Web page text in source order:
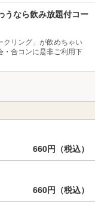
うなら飲み放題付コー
クリング」が飲めちゃい
・合コンに是非ご利用下
660円（税込）
660円（税込）